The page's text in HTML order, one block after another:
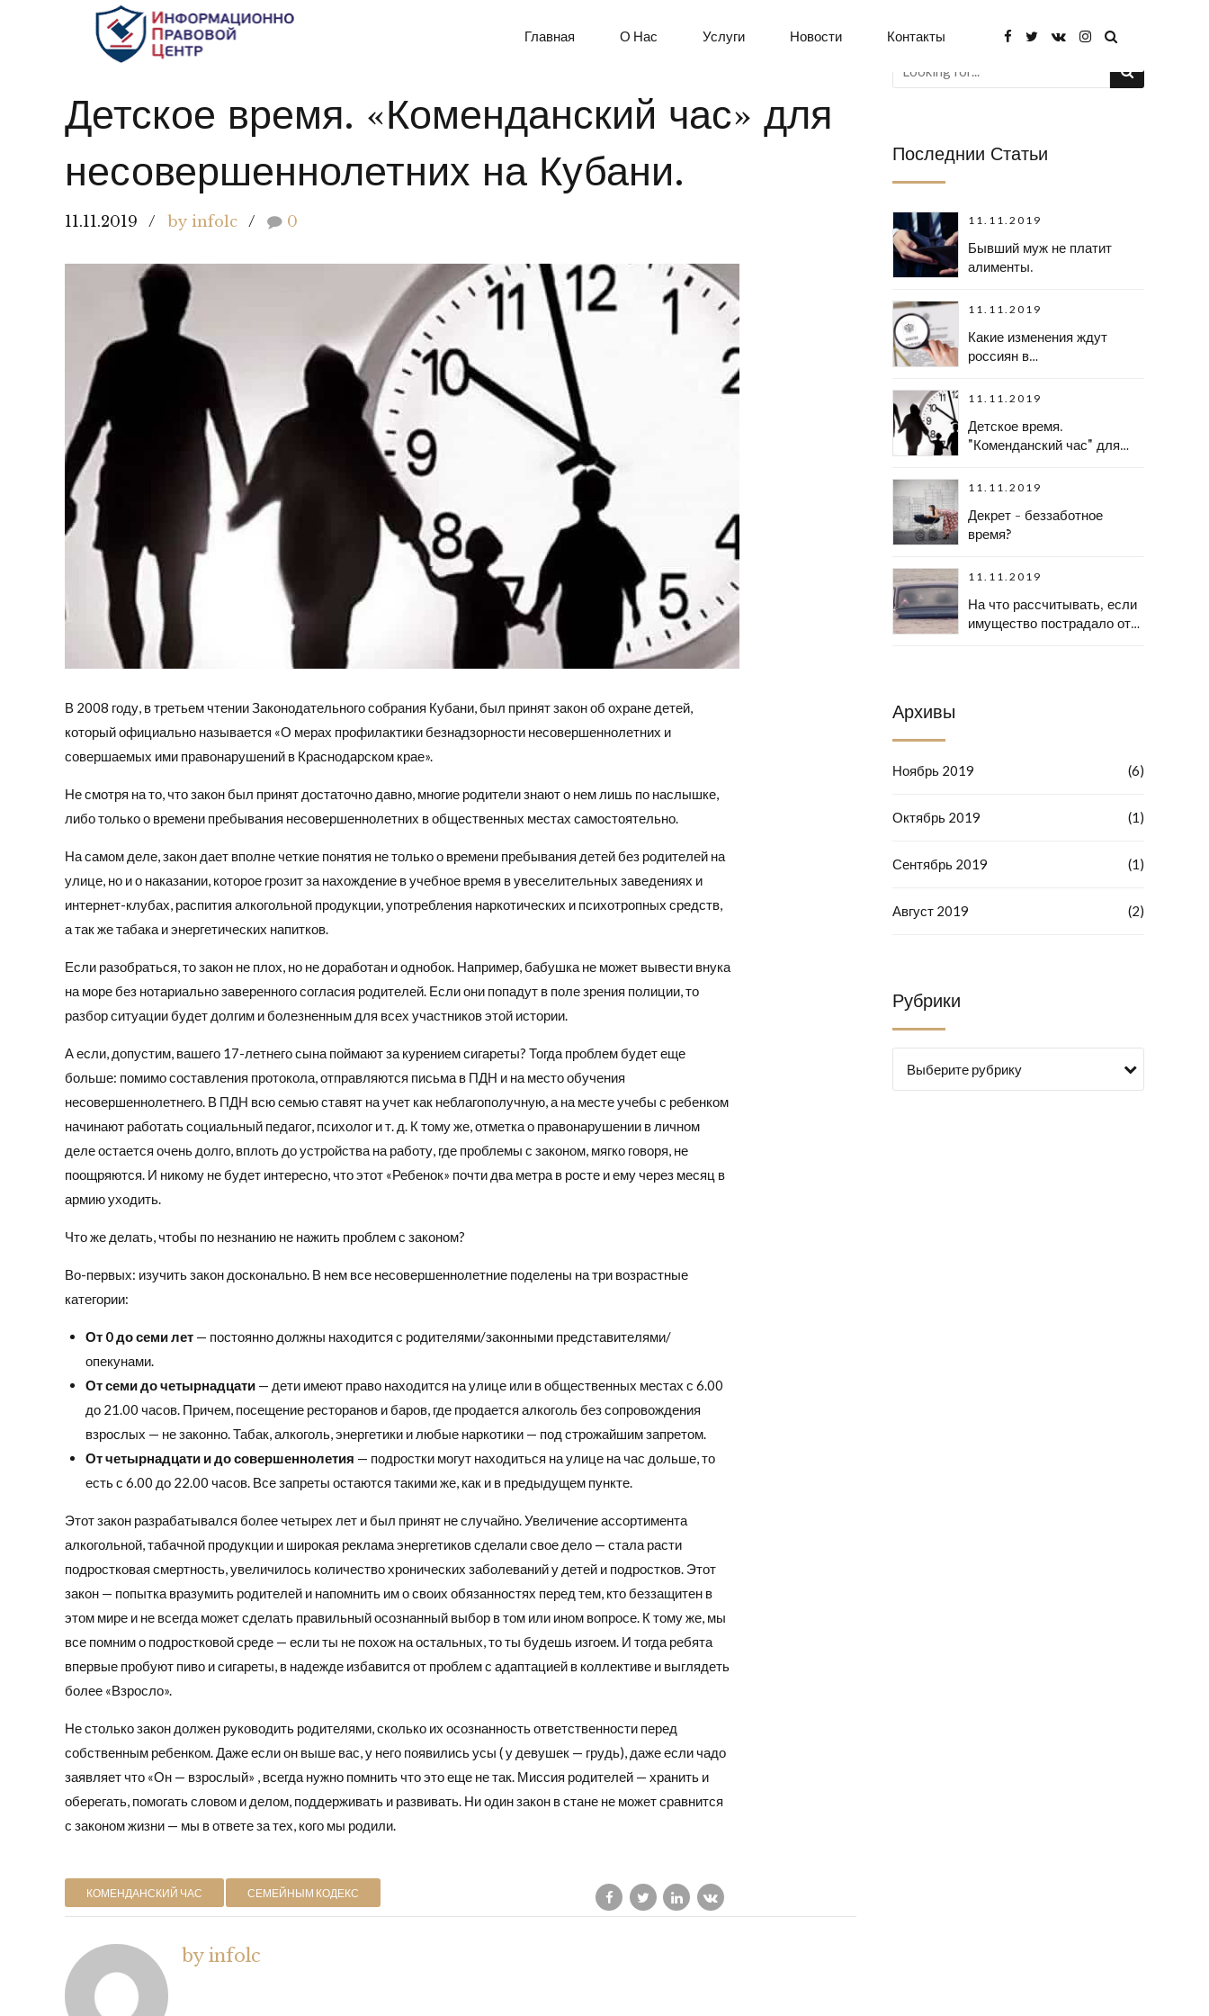
Главная О Нас Услуги Новости
Контакты
ГРАЖДАНСКОЕ ЗАКОНОДАТЕЛЬСТВО
Детское время. «Коменданский час» для
несовершеннолетних на Кубани.
11.11.2019 by infolc 0
В 2008 году, в третьем чтении Законодательного собрания Кубани, был принят закон об охране детей,
который официально называется «О мерах профилактики безнадзорности несовершеннолетних и
совершаемых ими правонарушений в Краснодарском крае».
Не смотря на то, что закон был принят достаточно давно, многие родители знают о нем лишь по наслышке,
либо только о времени пребывания несовершеннолетних в общественных местах самостоятельно.
На самом деле, закон дает вполне четкие понятия не только о времени пребывания детей без родителей на
улице, но и о наказании, которое грозит за нахождение в учебное время в увеселительных заведениях и
интернет-клубах, распития алкогольной продукции, употребления наркотических и психотропных средств,
а так же табака и энергетических напитков.
Если разобраться, то закон не плох, но не доработан и однобок. Например, бабушка не может вывести внука
на море без нотариально заверенного согласия родителей. Если они попадут в поле зрения полиции, то
разбор ситуации будет долгим и болезненным для всех участников этой истории.
А если, допустим, вашего 17-летнего сына поймают за курением сигареты? Тогда проблем будет еще
больше: помимо составления протокола, отправляются письма в ПДН и на место обучения
несовершеннолетнего. В ПДН всю семью ставят на учет как неблагополучную, а на месте учебы с ребенком
начинают работать социальный педагог, психолог и т. д. К тому же, отметка о правонарушении в личном
деле остается очень долго, вплоть до устройства на работу, где проблемы с законом, мягко говоря, не
поощряются. И никому не будет интересно, что этот «Ребенок» почти два метра в росте и ему через месяц в
армию уходить.
Что же делать, чтобы по незнанию не нажить проблем с законом?
Во-первых: изучить закон досконально. В нем все несовершеннолетние поделены на три возрастные
категории:
От 0 до семи лет— постоянно должны находится с родителями/законными представителями/
опекунами.
От семи до четырнадцати— дети имеют право находится на улице или в общественных местах с 6.00
до 21.00 часов. Причем, посещение ресторанов и баров, где продается алкоголь без сопровождения
взрослых — не законно. Табак, алкоголь, энергетики и любые наркотики — под строжайшим запретом.
От четырнадцати и до совершеннолетия — подростки могут находиться на улице на час дольше, то
есть с 6.00 до 22.00 часов. Все запреты остаются такими же, как и в предыдущем пункте.
Этот закон разрабатывался более четырех лет и был принят не случайно. Увеличение ассортимента
алкогольной, табачной продукции и широкая реклама энергетиков сделали свое дело — стала расти
подростковая смертность, увеличилось количество хронических заболеваний у детей и подростков. Этот
закон — попытка вразумить родителей и напомнить им о своих обязанностях перед тем, кто беззащитен в
этом мире и не всегда может сделать правильный осознанный выбор в том или ином вопросе. К тому же, мы
все помним о подростковой среде — если ты не похож на остальных, то ты будешь изгоем. И тогда ребята
впервые пробуют пиво и сигареты, в надежде избавится от проблем с адаптацией в коллективе и выглядеть
более «Взросло».
Не столько закон должен руководить родителями, сколько их осознанность ответственности перед
собственным ребенком. Даже если он выше вас, у него появились усы ( у девушек — грудь), даже если чадо
заявляет что «Он — взрослый» , всегда нужно помнить что это еще не так. Миссия родителей — хранить и
оберегать, помогать словом и делом, поддерживать и развивать. Ни один закон в стане не может сравнится
с законом жизни — мы в ответе за тех, кого мы родили.
КОМЕНДАНСКИЙ ЧАС СЕМЕЙНЫМ КОДЕКС
by infolc
Последнии Статьи
11.11.2019
Бывший муж не платит
алименты.
11.11.2019
Какие изменения ждут
россиян в
будущем году?
11.11.2019
Детское время.
"Коменданский час" для
Кубани.
11.11.2019
Декрет - беззаботное
время?
11.11.2019
На что рассчитывать, если
имущество пострадало от
Архивы
Ноябрь 2019 (6)
Октябрь 2019 (1)
Сентябрь 2019 (1)
Август 2019 (2)
Рубрики
Выберите рубрику